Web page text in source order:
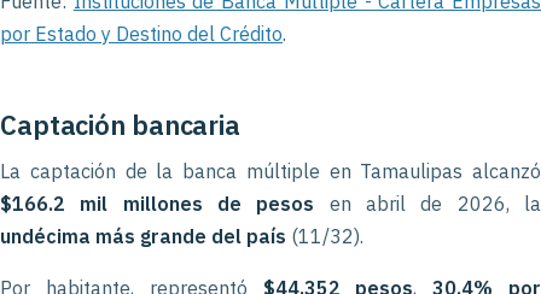
por Estado y Destino del Crédito.
Captación bancaria
La captación de la banca múltiple en Tamaulipas alcanzó
$166.2 mil millones de pesos en abril de 2026, la
undécima más grande del país (11/32).
Por habitante, representó $44,352 pesos,30.4% por